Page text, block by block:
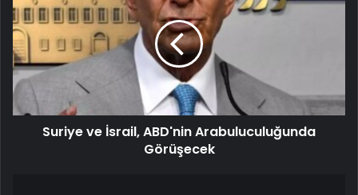
Suriye ve İsrail, ABD'nin Arabuluculuğunda
Görüşecek